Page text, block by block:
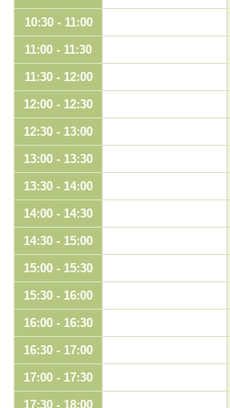
10:30 - 11:00
11:00 - 11:30
11:30 - 12:00
12:00 - 12:30
12:30 - 13:00
13:00 - 13:30
13:30 - 14:00
14:00 - 14:30
14:30 - 15:00
15:00 - 15:30
15:30 - 16:00
16:00 - 16:30
16:30 - 17:00
17:00 - 17:30
17:30 - 18:00